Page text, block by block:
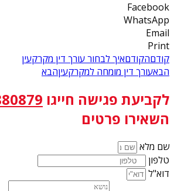
Facebook
WhatsApp
Email
Print
קודםהקודםאיך לבחור עורך דין מקרקעין
הבאעורך דין מומחה למקרקעיןהבא
לקביעת פגישה חייגו
השאירו פרטים
שם מלא
טלפון
דוא"ל